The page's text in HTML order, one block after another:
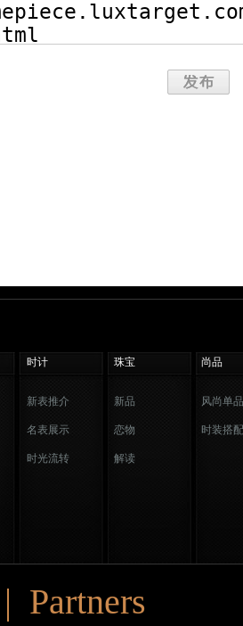
时计 珠宝 尚品
新表推介
名表展示
时光流转
新品
恋物
解读
风尚单品
时装搭配
Partners